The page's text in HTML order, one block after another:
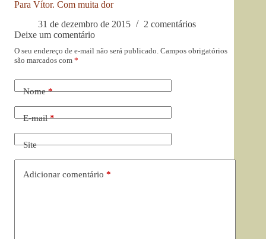
Para Vítor. Com muita dor
31 de dezembro de 2015
2 comentários
Deixe um comentário
O seu endereço de e-mail não será publicado. Campos obrigatórios
são marcados com *
Nome*
E-mail*
Site
Adicionar comentário *